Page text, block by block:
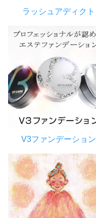
ラッシュアディクト
V3ファンデーション